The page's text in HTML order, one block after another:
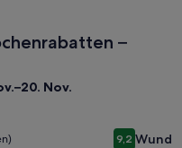
–
Nov.
9,29,2 von